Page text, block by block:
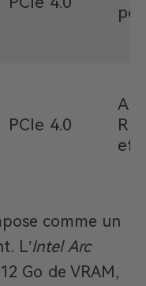
PCIe 4.0
comme un
L’Intel Arc
Go de VRAM,